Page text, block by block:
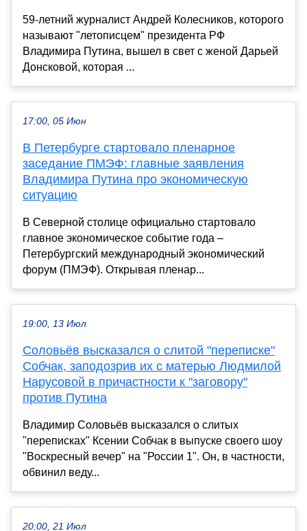
59-летний журналист Андрей Колесников, которого
называют "летописцем" президента РФ
Владимира Путина, вышел в свет с женой Дарьей
Донсковой, которая ...
17:00, 05 Июн
В Петербурге стартовало пленарное
заседание ПМЭФ: главные заявления
Владимира Путина про экономическую
ситуацию
В Северной столице официально стартовало
главное экономическое событие года –
Петербургский международный экономический
форум (ПМЭФ). Открывая пленар...
19:00, 13 Июл
Соловьёв высказался о слитой "переписке"
Собчак, заподозрив их с матерью Людмилой
Нарусовой в причастности к "заговору"
против Путина
Владимир Соловьёв высказался о слитых
"переписках" Ксении Собчак в выпуске своего шоу
"Воскресный вечер" на "России 1". Он, в частности,
обвинил веду...
20:00, 21 Июл